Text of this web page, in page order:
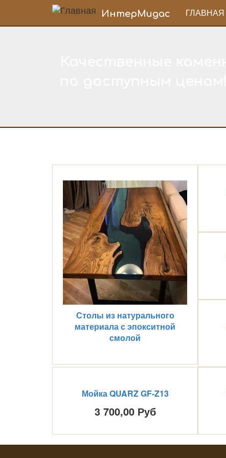
ИнтерМидас ГЛАВНАЯ
Столы из натурального
материала с эпокситной
смолой
Мойка QUARZ GF-Z13
3 700,00 Руб